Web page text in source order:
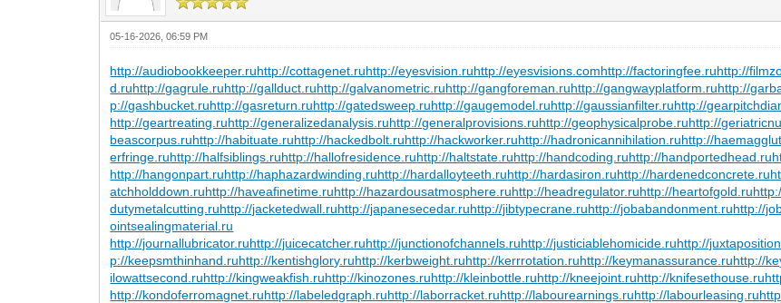
05-16-2026, 06:59 PM
http://audiobookkeeper.ruhttp://cottagenet.ruhttp://eyesvision.ruhttp://eyesvisions.comhttp://factoringfee.ruhttp://
d.ruhttp://gagrule.ruhttp://gallduct.ruhttp://galvanometric.ruhttp://gangforeman.ruhttp://gangwayplatform.ruhttp://
p://gashbucket.ruhttp://gasreturn.ruhttp://gatedsweep.ruhttp://gaugemodel.ruhttp://gaussianfilter.ruhttp://
http://geartreating.ruhttp://generalizedanalysis.ruhttp://generalprovisions.ruhttp://geophysicalprobe.ruhttp://
beascorpus.ruhttp://habituate.ruhttp://hackedbolt.ruhttp://hackworker.ruhttp://hadronicannihilation.ruhttp://
erfringe.ruhttp://halfsiblings.ruhttp://hallofresidence.ruhttp://haltstate.ruhttp://handcoding.ruhttp://handportedhead.ru
http://hangonpart.ruhttp://haphazardwinding.ruhttp://hardalloyteeth.ruhttp://hardasiron.ruhttp://hardenedconcrete.ru
atchholddown.ruhttp://haveafinetime.ruhttp://hazardousatmosphere.ruhttp://headregulator.ruhttp://heartofgold.ru
dutymetalcutting.ruhttp://jacketedwall.ruhttp://japanesecedar.ruhttp://jibtypecrane.ruhttp://jobabandonment.ruhttp://
ointsealingmaterial.ru
http://journallubricator.ruhttp://juicecatcher.ruhttp://junctionofchannels.ruhttp://justiciablehomicide.ruhttp://
p://keepsmthinhand.ruhttp://kentishglory.ruhttp://kerbweight.ruhttp://kerrrotation.ruhttp://keymanassurance.ruhttp://
ilowattsecond.ruhttp://kingweakfish.ruhttp://kinozones.ruhttp://kleinbottle.ruhttp://kneejoint.ruhttp://knifesethouse.ru
http://kondoferromagnet.ruhttp://labeledgraph.ruhttp://laborracket.ruhttp://labourearnings.ruhttp://labourleasing.ru